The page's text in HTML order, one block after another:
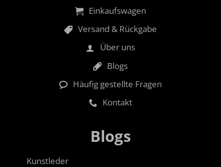
Einkaufswagen
Versand & Rückgabe
Über uns
Blogs
Häufig gestellte Fragen
Kontakt
Blogs
Kunstleder